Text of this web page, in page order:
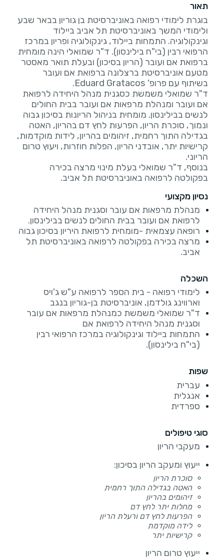
תאור
בוגרת לימודי רפואה באוניברסיטת בן גוריון בבאר שבע
ולימודי המשך באוניברסיטת תל אביב ביילוד
וגינקולוגיה. התמחות ביילוד, גינקולוגיה ופריון במרכז
הרפואי רבין (בי"ח בילינסון). ד"ר שמואלי הינה מומחית
ברפואת אם ועובר (הריון בסיכון) ובעלת תואר מאסטר
מטעם אוניברסיטת ברצלונה ברפואת אם ועובר
ד"ר שמואלי משמשת כסגנית מנהל היחידה לרפואת
אם ועובר ומנהלת מרפאות אם ועובר בבית החולים
לנשים בבילינסון. מומחית בניהול הריונות בסיכון גבוה
ונמוך, סוכרת הריון, הפרעות לחץ דם בהריון, האטה
בגדילה התוך רחמית, זיהומים בהריון, לידות מוקדמות,
קרישיות יתר, אובדני הריון, הפלות חוזרות, ויעוץ טרום
בנוסף, ד"ר שמואלי בעלת מינוי מרצה בכירה
בפקולטה לרפואה באוניברסיטת תל אביב.
נסיון מקצועי
מנהלת מרפאות אם עובר וסגנית מנהל היחידה
לרפואת אם ועובר בבית החולים לנשים בבילינסון.
רופאה עצמאית -מומחית לרפואת היריון בסיכון גבוה
מרצה בכירה בפקולטה לרפואה באוניברסיטת תל
אביב.
השכלה
לימודי רפואה - בית הספר לרפואה ע"ש ג'ויס
וארווינג גולדמן, אוניברסיטת בן-גוריון בנגב
ד"ר שמואלי משמשת כמנהלת מרפאות אם עובר
וסגנית מנהל היחידה לרפואת אם
התמחות ביילוד וגינקולוגיה במרכז הרפואי רבין
(בי"ח בילינסון).
שפות
עברית
אנגלית
ספרדית
סוגי טיפולים
מעקבי הריון
ייעוץ ומעקב הריון בסיכון:
סוכרת הריון
האטה בגדילה התוך רחמית
זיהומים בהריון
מחלות יתר לחץ דם
הפרעות לחץ דם ורעלת הריון
לידה מוקדמת
קרישיות יתר
ייעוץ טרום הריון